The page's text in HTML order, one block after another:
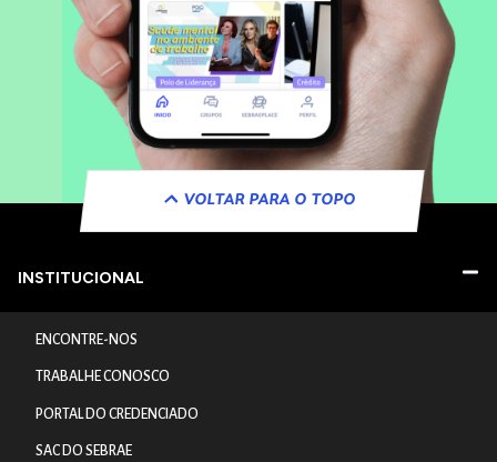
VOLTAR PARA O TOPO
INSTITUCIONAL
ENCONTRE-NOS
TRABALHE CONOSCO
PORTAL DO CREDENCIADO
SAC DO SEBRAE